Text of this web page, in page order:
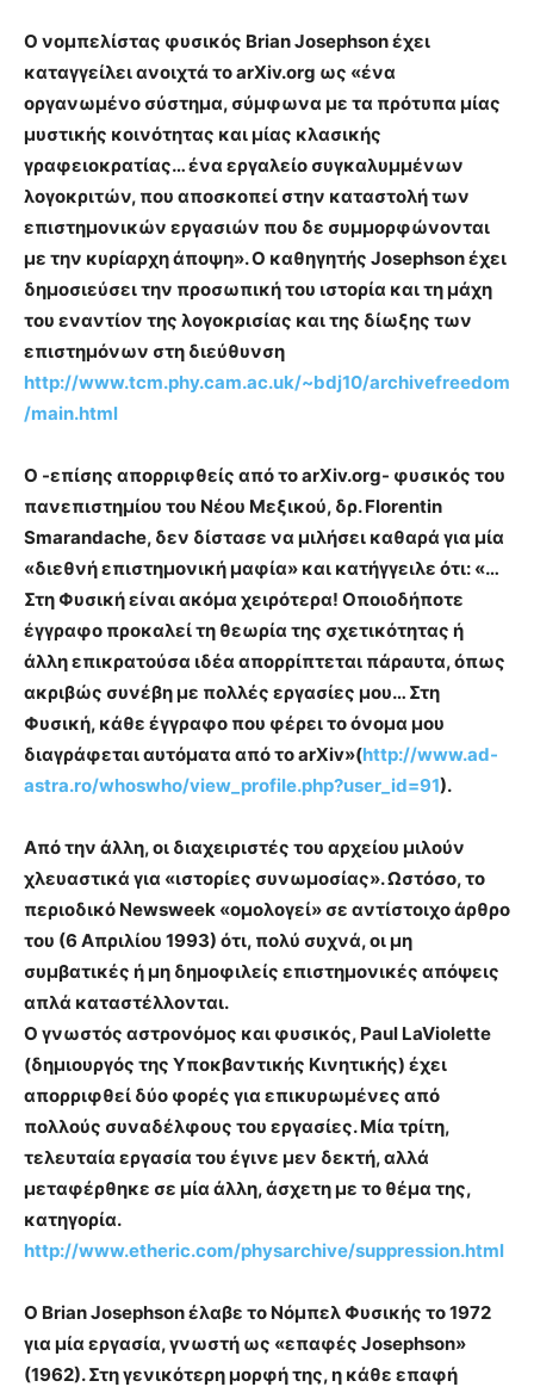
Ο νομπελίστας φυσικός Brian Josephson έχει
καταγγείλει ανοιχτά το arXiv.org ως «ένα
οργανωμένο σύστημα, σύμφωνα με τα πρότυπα μίας
μυστικής κοινότητας και μίας κλασικής
γραφειοκρατίας… ένα εργαλείο συγκαλυμμένων
λογοκριτών, που αποσκοπεί στην καταστολή των
επιστημονικών εργασιών που δε συμμορφώνονται
με την κυρίαρχη άποψη». Ο καθηγητής Josephson έχει
δημοσιεύσει την προσωπική του ιστορία και τη μάχη
του εναντίον της λογοκρισίας και της δίωξης των
επιστημόνων στη διεύθυνση
http://www.tcm.phy.cam.ac.uk/~bdj10/archivefreedom
/main.html
Ο -επίσης απορριφθείς από το arXiv.org- φυσικός του
πανεπιστημίου του Νέου Μεξικού, δρ. Florentin
Smarandache, δεν δίστασε να μιλήσει καθαρά για μία
«διεθνή επιστημονική μαφία» και κατήγγειλε ότι: «…
Στη Φυσική είναι ακόμα χειρότερα! Οποιοδήποτε
έγγραφο προκαλεί τη θεωρία της σχετικότητας ή
άλλη επικρατούσα ιδέα απορρίπτεται πάραυτα, όπως
ακριβώς συνέβη με πολλές εργασίες μου… Στη
Φυσική, κάθε έγγραφο που φέρει το όνομα μου
διαγράφεται αυτόματα από το arXiv»(http://www.ad-
astra.ro/whoswho/view_profile.php?user_id=91).
Από την άλλη, οι διαχειριστές του αρχείου μιλούν
χλευαστικά για «ιστορίες συνωμοσίας». Ωστόσο, το
περιοδικό Newsweek «ομολογεί» σε αντίστοιχο άρθρο
του (6 Απριλίου 1993) ότι, πολύ συχνά, οι μη
συμβατικές ή μη δημοφιλείς επιστημονικές απόψεις
απλά καταστέλλονται.
Ο γνωστός αστρονόμος και φυσικός, Paul LaViolette
(δημιουργός της Υποκβαντικής Κινητικής) έχει
απορριφθεί δύο φορές για επικυρωμένες από
πολλούς συναδέλφους του εργασίες. Μία τρίτη,
τελευταία εργασία του έγινε μεν δεκτή, αλλά
μεταφέρθηκε σε μία άλλη, άσχετη με το θέμα της,
κατηγορία.
http://www.etheric.com/physarchive/suppression.html
Ο Brian Josephson έλαβε το Νόμπελ Φυσικής το 1972
για μία εργασία, γνωστή ως «επαφές Josephson»
(1962). Στη γενικότερη μορφή της, η κάθε επαφή